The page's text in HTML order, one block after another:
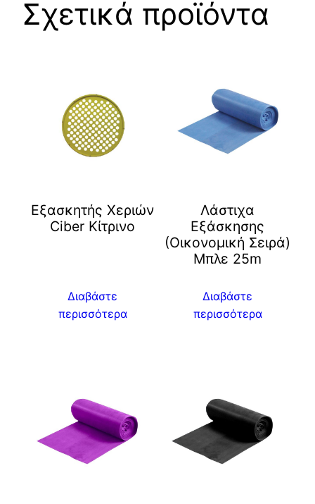
Σχετικά προϊόντα
Eξασκητής Χεριών
Ciber Kίτρινο
Διαβάστε
περισσότερα
Λάστιχα
Εξάσκησης
(Οικονομική Σειρά)
Μπλε 25m
Διαβάστε
περισσότερα